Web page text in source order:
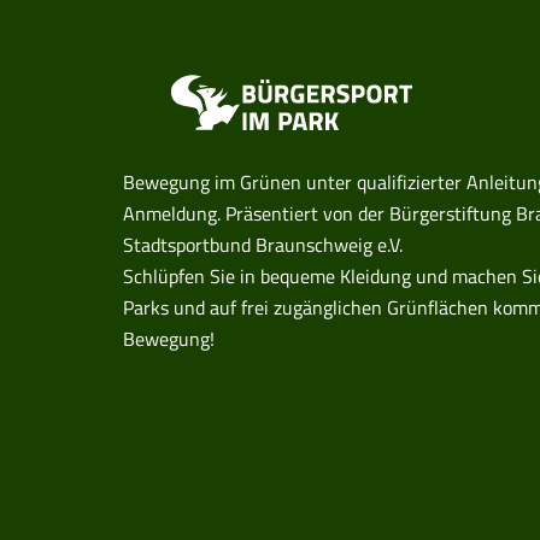
Bewegung im Grünen unter qualifizierter
Anmeldung. Präsentiert von der Bürgerstiftung
Stadtsportbund Braunschweig e.V.
Schlüpfen Sie in bequeme Kleidung und machen
Parks und auf frei zugänglichen Grünflächen
Bewegung!